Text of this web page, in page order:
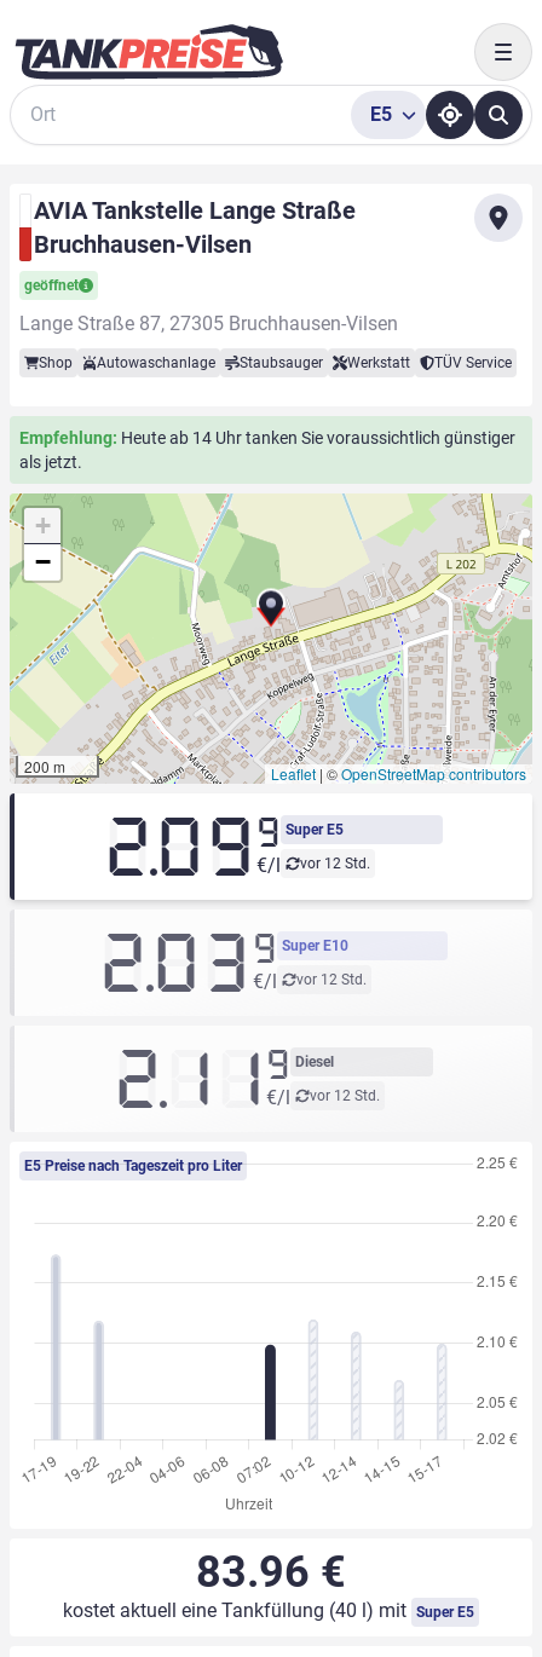
Suche
E5
AVIA Tankstelle Lange Straße
Bruchhausen-Vilsen
geöffnet
Lange Straße 87, 27305 Bruchhausen-Vilsen
Shop Autowaschanlage Staubsauger Werkstatt TÜV Service
Empfehlung: Heute ab 14 Uhr tanken Sie voraussichtlich günstiger
als jetzt.
+
−
200 m Leaflet | ©OpenStreetMap contributors
Super E5
vor 12 Std.
2.099
€/l
Super E10
vor 12 Std.
2.03 9
€/l
Diesel
vor 12 Std.
2.119
€/l
E5 Preise nach Tageszeit pro Liter
83.96 €
kostet aktuell eine Tankfüllung (40 l) mit Super E5